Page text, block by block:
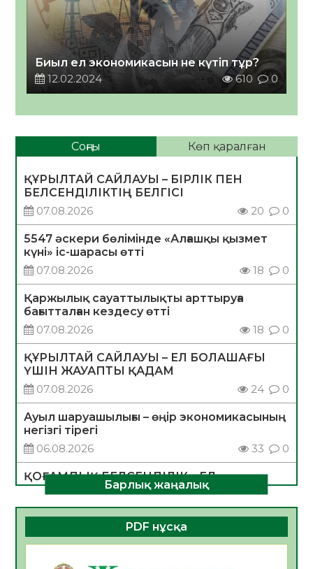
Биыл ел экономикасын не күтіп тұр?
12.02.2024
610 0
Соңғы Көп қаралған
ҚҰРЫЛТАЙ САЙЛАУЫ – БІРЛІК ПЕН
БЕЛСЕНДІЛІКТІҢ БЕЛГІСІ
07.08.2026
20 0
5547 әскери бөлімінде «Алғашқы қызмет
күні» іс-шарасы өтті
07.08.2026
18 0
Қаржылық сауаттылықты арттыруға
бағытталған кездесу өтті
07.08.2026
18 0
ҚҰРЫЛТАЙ САЙЛАУЫ – ЕЛ БОЛАШАҒЫ
ҮШІН ЖАУАПТЫ ҚАДАМ
07.08.2026
24 0
Ауыл шаруашылығы – өңір экономикасының
негізгі тірегі
06.08.2026
33 0
ҚОҒАМДЫҚ БЕЛСЕНДІЛІК – ЕЛ
ДАМУЫНЫҢ НЕГІЗІ
06.08.2026
31 0
ҚҰРЫЛТАЙ САЙЛАУЫ – БОЛАШАҚҚА
Барлық жаңалық
PDF нұсқа